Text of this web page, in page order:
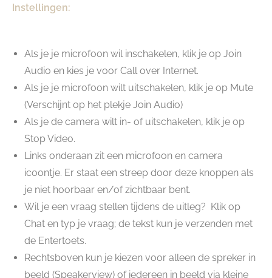
Instellingen:
Als je je microfoon wil inschakelen, klik je op Join
Audio en kies je voor Call over Internet.
Als je je microfoon wilt uitschakelen, klik je op Mute
(Verschijnt op het plekje Join Audio)
Als je de camera wilt in- of uitschakelen, klik je op
Stop Video.
Links onderaan zit een microfoon en camera
icoontje. Er staat een streep door deze knoppen als
je niet hoorbaar en/of zichtbaar bent.
Wil je een vraag stellen tijdens de uitleg? Klik op
Chat en typ je vraag; de tekst kun je verzenden met
de Entertoets.
Rechtsboven kun je kiezen voor alleen de spreker in
beeld (Speakerview) of iedereen in beeld via kleine